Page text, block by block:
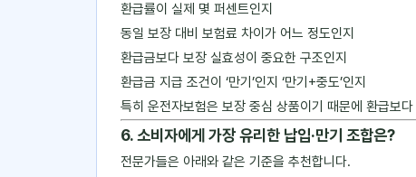
환급률이 실제 몇 퍼센트인지
동일 보장 대비 보험료 차이가 어느 정도인지
환급금보다 보장 실효성이 중요한 구조인지
환급금 지급 조건이 ‘만기’인지 ‘만기+중도’인지
특히 운전자보험은 보장 중심 상품이기 때문에 환급보다
6. 소비자에게 가장 유리한 납입·만기 조합은?
전문가들은 아래와 같은 기준을 추천합니다.